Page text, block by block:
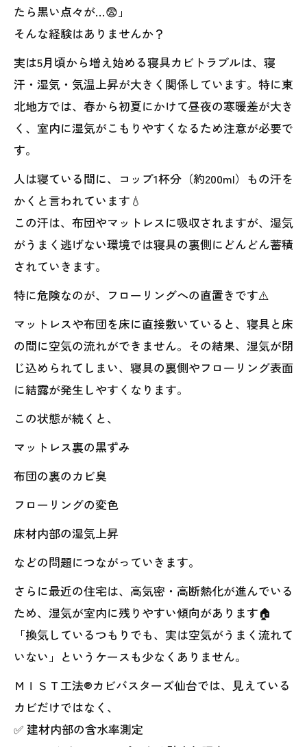
たら黒い点々が…😨」
そんな経験はありませんか？
実は5月頃から増え始める寝具カビトラブルは、寝
汗・湿気・気温上昇が大きく関係しています。特に東
北地方では、春から初夏にかけて昼夜の寒暖差が大き
く、室内に湿気がこもりやすくなるため注意が必要で
す。
人は寝ている間に、コップ1杯分（約200ml）もの汗を
かくと言われています💧
この汗は、布団やマットレスに吸収されますが、湿気
がうまく逃げない環境では寝具の裏側にどんどん蓄積
されていきます。
特に危険なのが、フローリングへの直置きです⚠️
マットレスや布団を床に直接敷いていると、寝具と床
の間に空気の流れができません。その結果、湿気が閉
じ込められてしまい、寝具の裏側やフローリング表面
に結露が発生しやすくなります。
この状態が続くと、
マットレス裏の黒ずみ
布団の裏のカビ臭
フローリングの変色
床材内部の湿気上昇
などの問題につながっていきます。
さらに最近の住宅は、高気密・高断熱化が進んでいる
ため、湿気が室内に残りやすい傾向があります🏠
「換気しているつもりでも、実は空気がうまく流れて
いない」というケースも少なくありません。
ＭＩＳＴ工法®カビバスターズ仙台では、見えている
カビだけではなく、
✅ 建材内部の含水率測定